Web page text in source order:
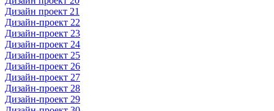
Дизайн проект 21
Дизайн-проект 22
Дизайн-проект 23
Дизайн-проект 24
Дизайн-проект 25
Дизайн-проект 26
Дизайн-проект 27
Дизайн-проект 28
Дизайн-проект 29